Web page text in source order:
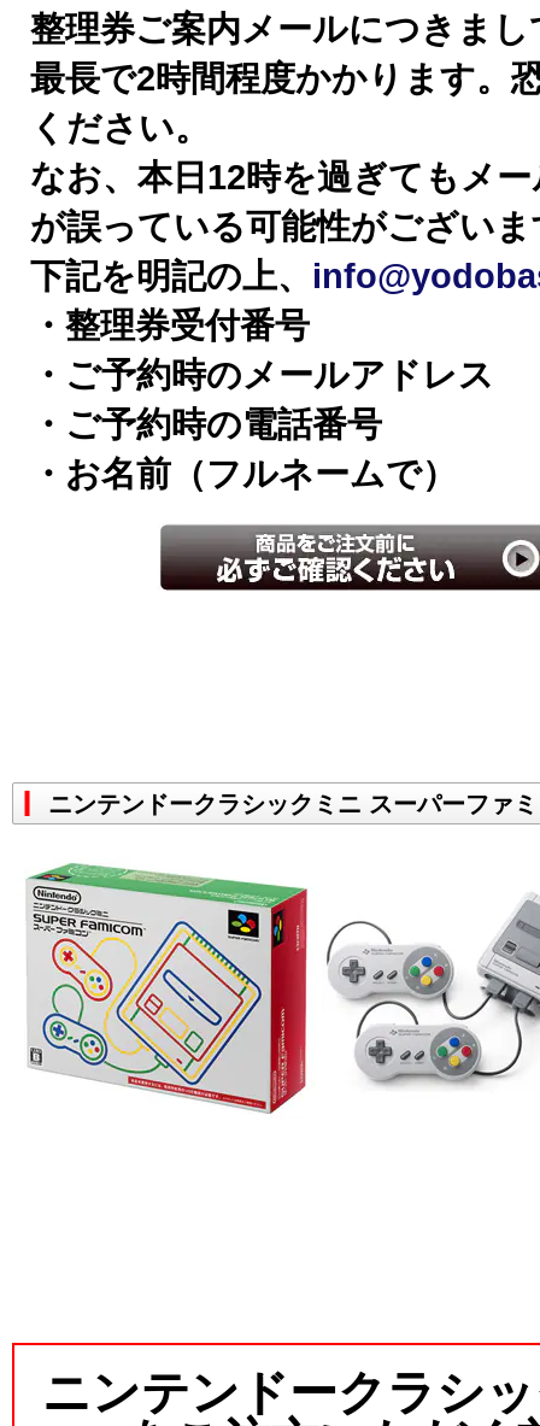
整理券ご案内メールにつきま
最長で2時間程度かかります。
ください。
なお、本日12時を過ぎてもメ
が誤っている可能性がございま
下記を明記の上、
・整理券受付番号
・ご予約時のメールアドレス
・ご予約時の電話番号
・お名前（フルネームで）
ニンテンドークラシックミニ スーパーファ
ニンテンドークラシ